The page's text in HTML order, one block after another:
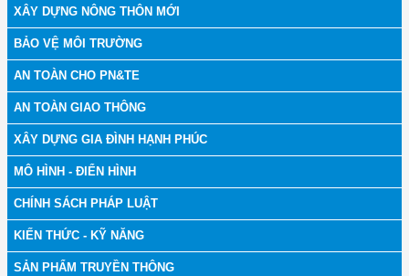
XÂY DỰNG NÔNG THÔN MỚI
BẢO VỆ MÔI TRƯỜNG
AN TOÀN CHO PN&TE
AN TOÀN GIAO THÔNG
XÂY DỰNG GIA ĐÌNH HẠNH PHÚC
MÔ HÌNH - ĐIỂN HÌNH
CHÍNH SÁCH PHÁP LUẬT
KIẾN THỨC - KỸ NĂNG
SẢN PHẨM TRUYỀN THÔNG